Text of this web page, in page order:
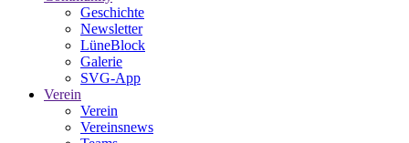
Geschichte
Newsletter
LüneBlock
Galerie
SVG-App
Verein
Verein
Vereinsnews